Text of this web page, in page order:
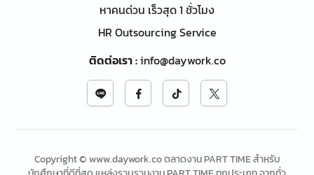
หาคนด่วน เร็วสุด 1 ชั่วโมง
HR Outsourcing Service
ติดต่อเรา:info@daywork.co
Copyright © www.daywork.co ตลาดงาน PART TIME สำหรับ